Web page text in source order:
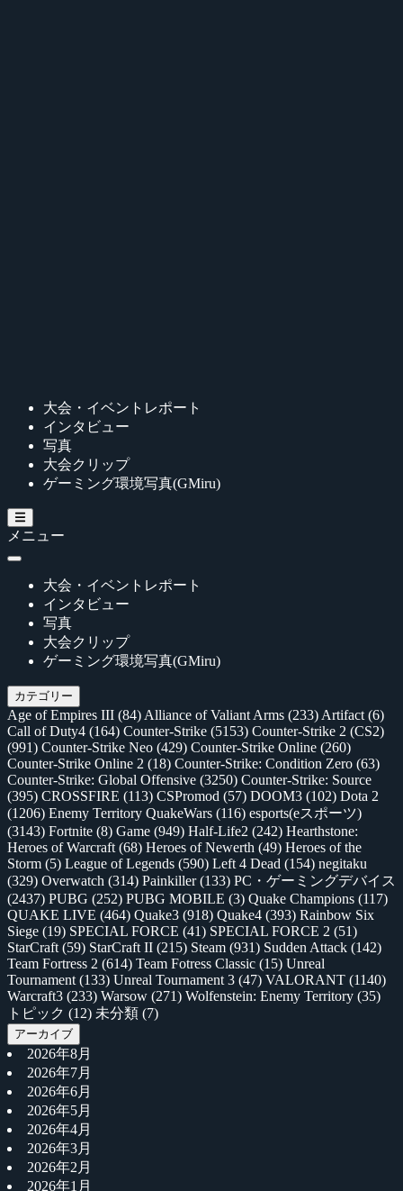
大会・イベントレポート
インタビュー
写真
大会クリップ
ゲーミング環境写真(GMiru)
メニュー
大会・イベントレポート
インタビュー
写真
大会クリップ
ゲーミング環境写真(GMiru)
カテゴリー
Age of Empires III (84) Alliance of Valiant Arms (233) Artifact (6)
Call of Duty4 (164) Counter-Strike (5153) Counter-Strike 2 (CS2)
(991) Counter-Strike Neo (429) Counter-Strike Online (260)
Counter-Strike Online 2 (18) Counter-Strike: Condition Zero (63)
Counter-Strike: Global Offensive (3250) Counter-Strike: Source
(395) CROSSFIRE (113) CSPromod (57) DOOM3 (102) Dota 2
(1206) Enemy Territory QuakeWars (116) esports(eスポーツ)
(3143) Fortnite (8) Game (949) Half-Life2 (242) Hearthstone:
Heroes of Warcraft (68) Heroes of Newerth (49) Heroes of the
Storm (5) League of Legends (590) Left 4 Dead (154) negitaku
(329) Overwatch (314) Painkiller(133) PC・ゲーミングデバイス
(2437) PUBG (252) PUBG MOBILE (3) Quake Champions (117)
QUAKE LIVE (464) Quake3 (918) Quake4 (393) Rainbow Six
Siege (19) SPECIAL FORCE (41) SPECIAL FORCE 2 (51)
StarCraft (59) StarCraft II (215) Steam (931) Sudden Attack (142)
Team Fortress 2 (614) Team Fotress Classic (15) Unreal
Tournament (133) Unreal Tournament 3 (47) VALORANT (1140)
Warcraft3 (233) Warsow (271) Wolfenstein: Enemy Territory (35)
トピック (12) 未分類 (7)
アーカイブ
2026年8月
2026年7月
2026年6月
2026年5月
2026年4月
2026年3月
2026年2月
2026年1月